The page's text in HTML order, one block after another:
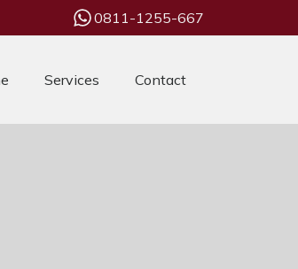
0811-1255-667
Services Contact